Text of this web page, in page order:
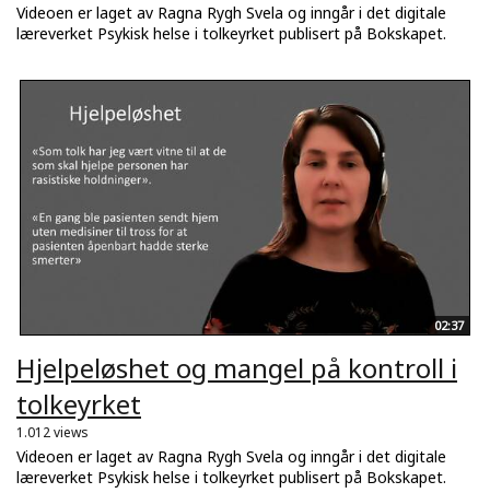
Videoen er laget av Ragna Rygh Svela og inngår i det digitale
læreverket Psykisk helse i tolkeyrket publisert på Bokskapet.
02:37
Hjelpeløshet og mangel på kontroll i
tolkeyrket
1.012 views
Videoen er laget av Ragna Rygh Svela og inngår i det digitale
læreverket Psykisk helse i tolkeyrket publisert på Bokskapet.